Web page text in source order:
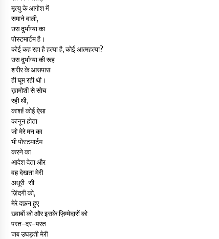
मृत्यु के आगोश में
समाने वाली,
उस दुर्भाग्या का
पोस्टमार्टम है।
कोई कह रहा है हत्या है, कोई आत्महत्या?
उस दुर्भाग्या की रूह
शरीर के आसपास
ही घूम रही थी।
ख़ामोशी से सोच
रही थी,
काश! कोई ऐसा
कानून होता
जो मेरे मन का
भी पोस्टमार्टम
करने का
आदेश देता और
वह देखता मेरी
अधूरी-सी
ज़िंदगी को,
मेरे दफ़न हुए
ख़्वाबों को और इसके ज़िम्मेदारों को
परत-दर-परत
जब उघड़ती मेरी